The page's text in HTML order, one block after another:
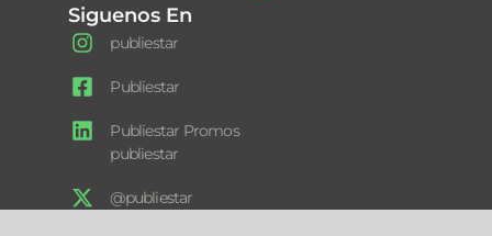
Siguenos En
publiestar
Publiestar
Publiestar Promos
publiestar
@publiestar